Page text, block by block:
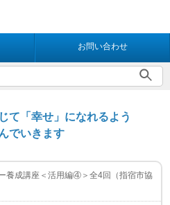
お問い合わせ
て「幸せ」になれるよう
でいきます
養成講座＜活用編④＞全4回（指宿市協